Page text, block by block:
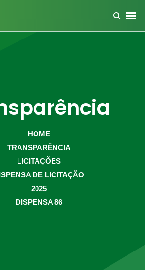
HOME
TRANSPARÊNCIA
LICITAÇÕES
DE LICITAÇÃO
2025
DISPENSA 86